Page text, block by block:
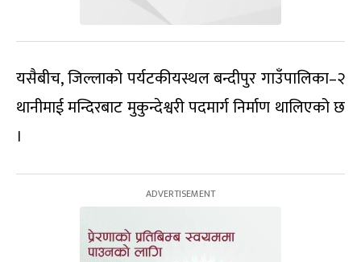
यसैबीच, जिल्लाको पर्यटकीयस्थल बन्दीपुर गाउँपालिका–२
थानीमाई मन्दिरबाट मुकुन्देश्वरी पदमार्ग निर्माण थालिएको छ
।